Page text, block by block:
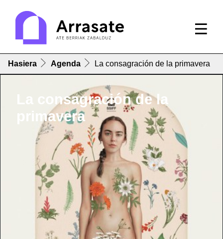
Hasiera Agenda La consagración de la primavera
La consagración de la
primavera